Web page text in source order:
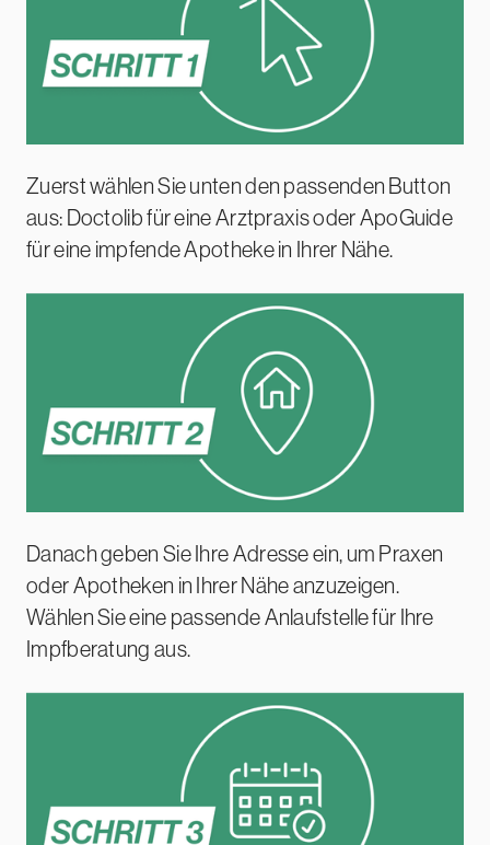
Zuerst wählen Sie unten den passenden Button
aus: Doctolib für eine Arztpraxis oder ApoGuide
für eine impfende Apotheke in Ihrer Nähe.
Danach geben Sie Ihre Adresse ein, um Praxen
oder Apotheken in Ihrer Nähe anzuzeigen.
Wählen Sie eine passende Anlaufstelle für Ihre
Impfberatung aus.